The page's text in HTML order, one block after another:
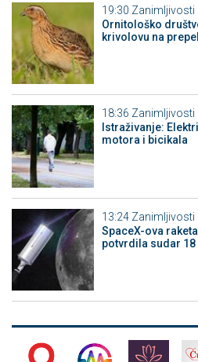
19:30 Zanimljivosti
Ornitološko
krivolovu na
18:36 Zanimljivosti
Istraživanje:
motora i bicikala
13:24 Zanimljivosti
SpaceX-ova
potvrdila sudar